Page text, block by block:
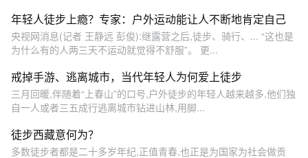
年轻人徒步上瘾？专家：户外运动能让人不断地肯定自己
央视网消息(记者 王静远 彭俊):继露营之后,徒步、骑行、... “这也是
为什么有的人两三天不运动就觉得不舒服”。 更...
戒掉手游、逃离城市，当代年轻人为何爱上徒步
三月回暖,伴随着“上春山”的口号,户外徒步的年轻人越来越多,他们独
自一人或者三五成行逃离城市钻进山林,用脚...
徒步西藏意何为？
多数徒步者都是二十多岁年纪,正值青春,也正是为国家为社会做贡